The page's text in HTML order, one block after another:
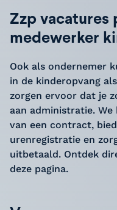
Zzp vacatures
medewerker
Ook als ondernemer
in de kinderopvang
zorgen ervoor dat je
aan administratie.
van een contract,
urenregistratie en
uitbetaald. Ontdek
deze pagina.